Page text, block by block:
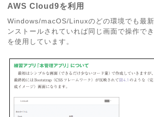
AWS Cloud9を利用
Windows/macOS/Linuxのどの環境でも最
ンストールされていれば同じ画面で操作で
を使用しています。